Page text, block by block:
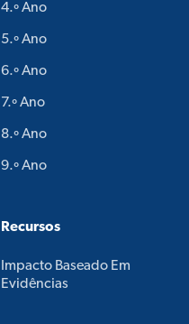
4.º Ano
5.º Ano
6.º Ano
7.º Ano
8.º Ano
9.º Ano
Recursos
Impacto Baseado Em
Evidências